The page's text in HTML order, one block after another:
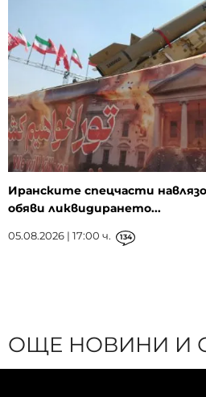
Иранските спецчасти
обяви ликвидирането...
05.08.2026 | 17:00 ч. 134
ОЩЕ НОВИНИ И